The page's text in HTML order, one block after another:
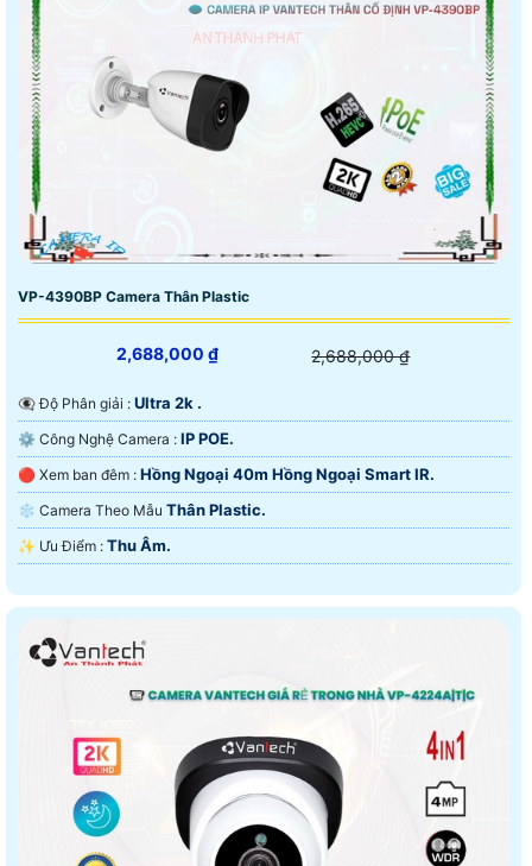
VP-4390BP Camera Thân Plastic
2,688,000 ₫ 2,688,000 ₫
👁️‍🗨 Độ Phân giải : Ultra 2k .
⚙ Công Nghệ Camera : IP POE.
🔴 Xem ban đêm : Hồng Ngoại 40m Hồng Ngoại Smart IR.
❄ Camera Theo Mẫu Thân Plastic.
️✨ Ưu Điểm : Thu Âm.